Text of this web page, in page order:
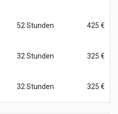
52 Stunden 425 €
32 Stunden 325 €
32 Stunden 325 €